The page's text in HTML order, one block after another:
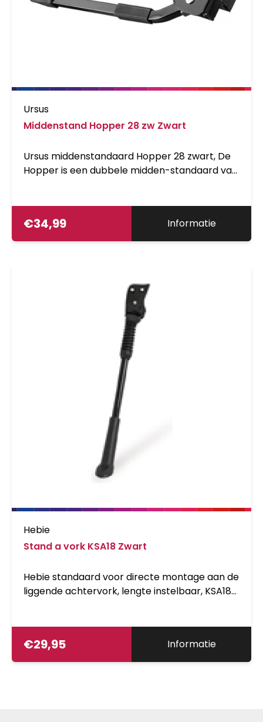
Ursus
Middenstand Hopper 28 zw Zwart
Ursus middenstandaard Hopper 28 zwart, De
Hopper is een dubbele midden-standaard van
transportfietsen en e-bikes. De Hopper is
belastbaar tot 50 kg en verkrijgbaar in twee
€34,99 Informatie
Hebie
Stand a vork KSA18 Zwart
Hebie standaard voor directe montage aan de
liggende achtervork, lengte instelbaar, KSA18
€29,95 Informatie